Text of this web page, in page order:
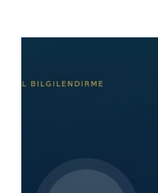
AĞRISI:
VE